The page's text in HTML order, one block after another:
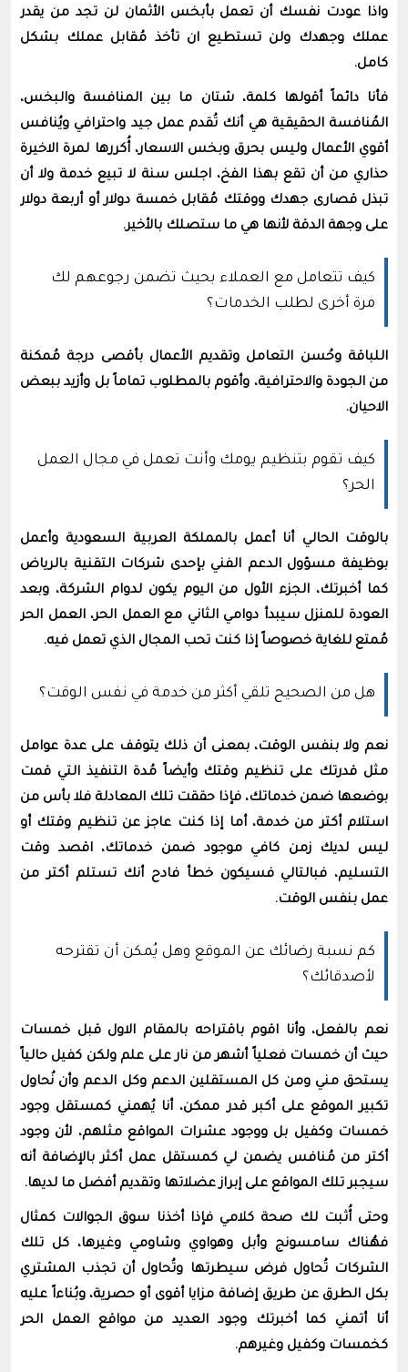
واذا عودت نفسك أن تعمل بأبخس الأثمان لن تجد من يقدر
عملك وجهدك ولن تستطيع ان تأخذ مُقابل عملك بشكل
كامل.
فأنا دائماً أقولها كلمة، شتان ما بين المنافسة والبخس،
المُنافسة الحقيقية هي أنك تُقدم عمل جيد واحترافي ويُنافس
أقوي الأعمال وليس بحرق وبخس الاسعار، أُكررها لمرة الاخيرة
حذاري من أن تقع بهذا الفخ، اجلس سنة لا تبيع خدمة ولا أن
تبذل قصارى جهدك ووقتك مُقابل خمسة دولار أو أربعة دولار
على وجهة الدقة لأنها هي ما ستصلك بالأخير.
كيف تتعامل مع العملاء بحيث تضمن رجوعهم لك
مرة أخرى لطلب الخدمات؟
اللباقة وحُسن التعامل وتقديم الأعمال بأقصى درجة مُمكنة
من الجودة والاحترافية، وأقوم بالمطلوب تماماً بل وأزيد ببعض
الاحيان.
كيف تقوم بتنظيم يومك وأنت تعمل في مجال العمل
الحر؟
بالوقت الحالي أنا أعمل بالمملكة العربية السعودية وأعمل
بوظيفة مسؤول الدعم الفني بإحدى شركات التقنية بالرياض
كما أخبرتك، الجزء الأول من اليوم يكون لدوام الشركة، وبعد
العودة للمنزل سيبدأ دوامي الثاني مع العمل الحر، العمل الحر
مُمتع للغاية خصوصاً إذا كنت تحب المجال الذي تعمل فيه.
هل من الصحيح تلقي أكثر من خدمة في نفس الوقت؟
نعم ولا بنفس الوقت، بمعنى أن ذلك يتوقف على عدة عوامل
مثل قدرتك على تنظيم وقتك وأيضاً مُدة التنفيذ التي قمت
بوضعها ضمن خدماتك، فإذا حققت تلك المعادلة فلا بأس من
استلام أكتر من خدمة، أما إذا كنت عاجز عن تنظيم وقتك أو
ليس لديك زمن كافي موجود ضمن خدماتك، اقصد وقت
التسليم، فبالتالي فسيكون خطأ فادح أنك تستلم أكتر من
عمل بنفس الوقت.
كم نسبة رضائك عن الموقع وهل يُمكن أن تقترحه
لأصدقائك؟
نعم بالفعل، وأنا اقوم باقتراحه بالمقام الاول قبل خمسات
حيث أن خمسات فعلياً أشهر من نار على علم ولكن كفيل حالياً
يستحق مني ومن كل المستقلين الدعم وكل الدعم وأن نُحاول
تكبير الموقع على أكبر قدر ممكن، أنا يُهمني كمستقل وجود
خمسات وكفيل بل ووجود عشرات المواقع مثلهم، لأن وجود
أكتر من مُنافس يضمن لي كمستقل عمل أكثر بالإضافة أنه
سيجبر تلك المواقع على إبراز عضلاتها وتقديم أفضل ما لديها.
وحتى أُثبت لك صحة كلامي فإذا أخذنا سوق الجوالات كمثال
فهُناك سامسونج وأبل وهواوي وشاومي وغيرها، كل تلك
الشركات تُحاول فرض سيطرتها وتُحاول أن تجذب المشتري
بكل الطرق عن طريق إضافة مزايا أقوى أو حصرية، وبُناءاً عليه
أنا أتمني كما أخبرتك وجود العديد من مواقع العمل الحر
كخمسات وكفيل وغيرهم.